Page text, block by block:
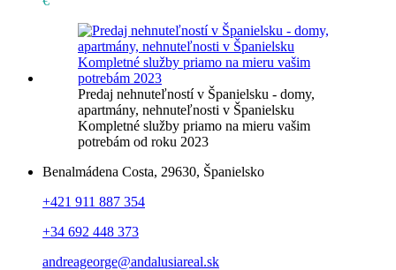
Predaj nehnuteľností v Španielsku - domy,
apartmány, nehnuteľnosti v Španielsku
Kompletné služby priamo na mieru vašim
potrebám od roku 2023
Benalmádena Costa, 29630, Španielsko
+421 911 887 354
+34 692 448 373
andreageorge@andalusiareal.sk